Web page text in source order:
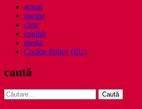
actual
poeme
carte
english
media
Cookie Policy (EU)
caută
Caută
după: